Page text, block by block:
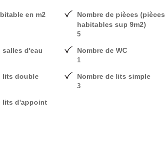
en m2
Nombre de pièces (pièces
habitables sup 9m2)
5
salles d'eau Nombre de WC
1
lits double Nombre de lits simple
3
lits d'appoint